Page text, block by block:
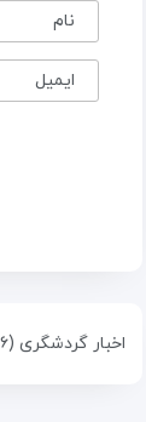
نام
ایمیل
اخبار گردشگری (۷۶)